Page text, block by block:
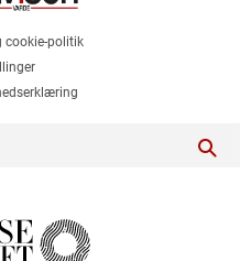
cookie-politik